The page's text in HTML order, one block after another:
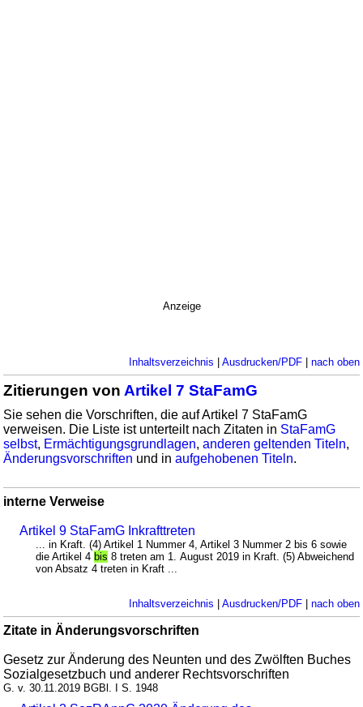
Anzeige
Inhaltsverzeichnis | Ausdrucken/PDF| nach oben
Zitierungen von Artikel 7 StaFamG
Sie sehen die Vorschriften, die auf Artikel 7 StaFamG
verweisen. Die Liste ist unterteilt nach Zitaten in StaFamG
selbst, Ermächtigungsgrundlagen,anderen geltenden Titeln,
Änderungsvorschriften und inaufgehobenen Titeln.
interne Verweise
Artikel 9 StaFamG Inkrafttreten
... in Kraft. (4) Artikel 1 Nummer 4, Artikel 3 Nummer 2 bis 6 sowie
die Artikel 4bis 8 treten am 1. August 2019 in Kraft. (5) Abweichend
von Absatz 4 treten in Kraft ...
Inhaltsverzeichnis | Ausdrucken/PDF| nach oben
Zitate in Änderungsvorschriften
Gesetz zur Änderung des Neunten und des Zwölften Buches
Sozialgesetzbuch und anderer Rechtsvorschriften
G. v. 30.11.2019 BGBl. I S. 1948